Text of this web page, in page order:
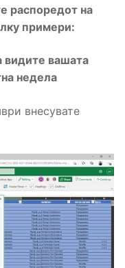
распоредот на
примери:
видите вашата
недела
внесувате